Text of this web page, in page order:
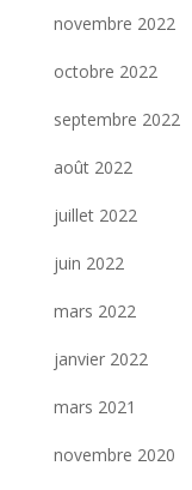
novembre 2022
octobre 2022
septembre 2022
août 2022
juillet 2022
juin 2022
mars 2022
janvier 2022
mars 2021
novembre 2020